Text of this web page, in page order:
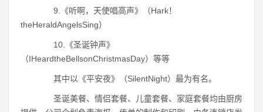
9.《听啊，天使唱高声》（Hark！
theHeraldAngelsSing）
10.《圣诞钟声》
（IHeardtheBellsonChristmasDay）等等
其中以《平安夜》（SilentNight）最为有名。
圣诞美餐、情侣套餐、儿童套餐、家庭套餐均由厨房